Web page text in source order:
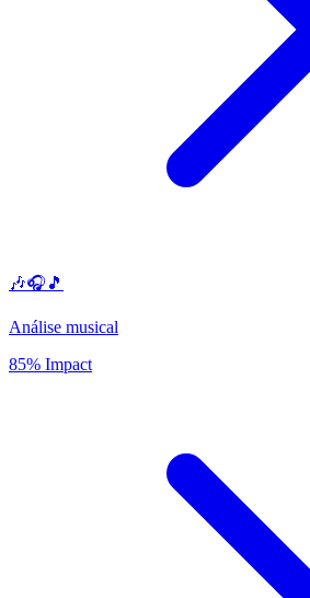
🎶🎧🎵
Análise musical
85% Impact